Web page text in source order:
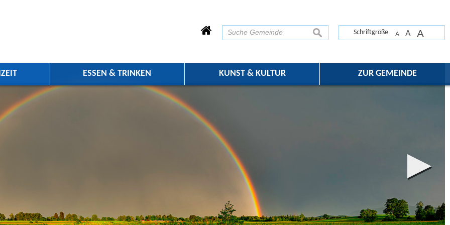
Schriftgröße A A A
suchen
ESSEN & TRINKEN KUNST & KULTUR ZUR GEMEINDE